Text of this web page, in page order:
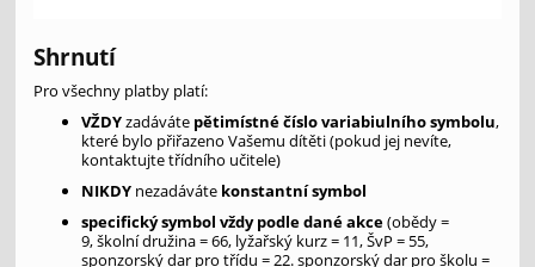
Shrnutí
Pro všechny platby platí:
VŽDYzadáváte pětimístné číslo variabiulního symbolu,
které bylo přiřazeno Vašemu dítěti (pokud jej nevíte,
kontaktujte třídního učitele)
NIKDY nezadáváte konstantní symbol
specifický symbol vždy podle dané akce(obědy =
9, školní družina = 66, lyžařský kurz = 11, ŠvP = 55,
sponzorský dar pro třídu = 22. sponzorský dar pro školu =